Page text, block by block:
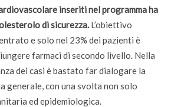
inseriti nel programma ha
di sicurezza. L’obiettivo
e solo nel 23% dei pazienti è
farmaci di secondo livello. Nella
dei casi è bastato far dialogare la
generale, con una svolta non solo
ed epidemiologica.